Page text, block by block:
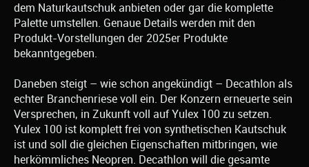
dem Naturkautschuk anbieten oder gar die komplette
Palette umstellen. Genaue Details werden mit den
Produkt-Vorstellungen der 2025er Produkte
bekanntgegeben.
Daneben steigt – wie schon angekündigt – Decathlon als
echter Branchenriese voll ein. Der Konzern erneuerte sein
Versprechen, in Zukunft voll auf Yulex 100 zu setzen.
Yulex 100 ist komplett frei von synthetischen Kautschuk
ist und soll die gleichen Eigenschaften mitbringen, wie
herkömmliches Neopren. Decathlon will die gesamte